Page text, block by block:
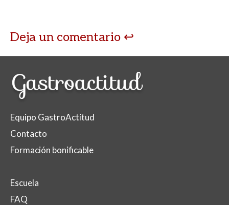
Deja un comentario
Equipo GastroActitud
Contacto
Formación bonificable
Escuela
FAQ